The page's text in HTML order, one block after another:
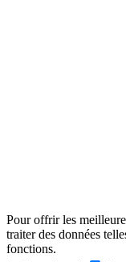
Pour offrir les
traiter des données
fonctions.